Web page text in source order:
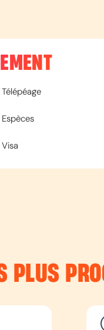
Télépéage
Espèces
Visa
PLUS